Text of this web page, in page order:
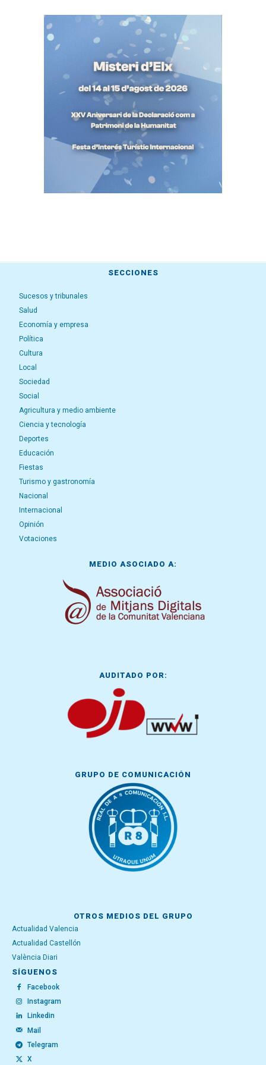
SECCIONES
Sucesos y tribunales
Salud
Economía y empresa
Política
Cultura
Local
Sociedad
Social
Agricultura y medio ambiente
Ciencia y tecnología
Deportes
Educación
Fiestas
Turismo y gastronomía
Nacional
Internacional
Opinión
Votaciones
MEDIO ASOCIADO A:
AUDITADO POR:
GRUPO DE COMUNICACIÓN
OTROS MEDIOS DEL GRUPO
Actualidad Valencia
Actualidad Castellón
València Diari
SÍGUENOS
Facebook
Instagram
Linkedin
Mail
Telegram
X